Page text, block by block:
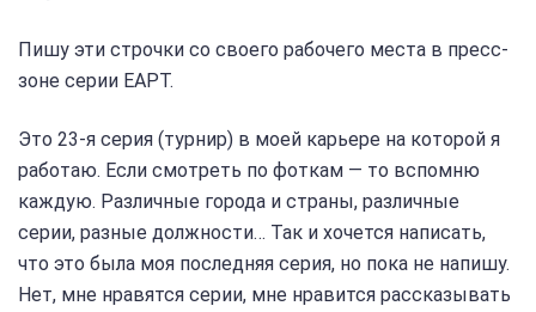
Пишу эти строчки со своего рабочего места в пресс-
зоне серии EAPT.
Это 23-я серия (турнир) в моей карьере на которой я
работаю. Если смотреть по фоткам — то вспомню
каждую. Различные города и страны, различные
серии, разные должности… Так и хочется написать,
что это была моя последняя серия, но пока не напишу.
Нет, мне нравятся серии, мне нравится рассказывать